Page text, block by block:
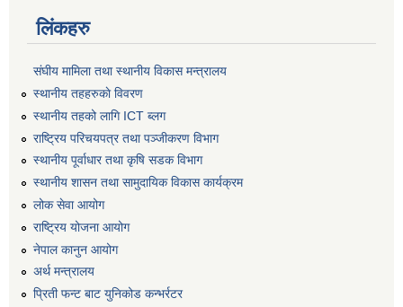
लिंकहरु
संघीय मामिला तथा स्थानीय विकास मन्त्रालय
स्थानीय तहहरुकाे विवरण
स्थानीय तहको लागि ICT ब्लग
राष्‍ट्रिय परिचयपत्र तथा पञ्‍जीकरण विभाग
स्थानीय पूर्वाधार तथा कृषि सडक विभाग
स्थानीय शासन तथा सामुदायिक विकास कार्यक्रम
लोक सेवा आयोग
राष्ट्रिय योजना आयोग
नेपाल कानुन आयोग
अर्थ मन्त्रालय
प्रिती फन्ट बाट युनिकोड कन्भर्रटर